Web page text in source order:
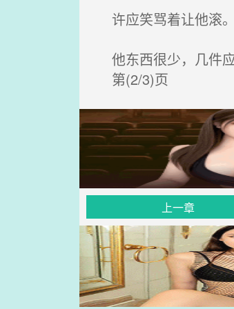
许应笑骂着让他滚。
他东西很少，几件
第(2/3)页
上一章